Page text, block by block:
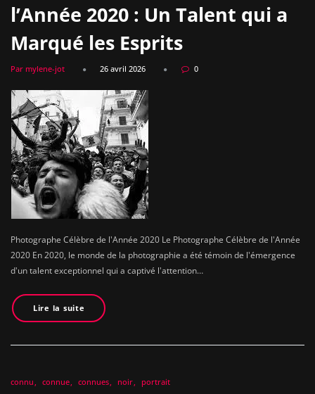
l’Année 2020 : Un Talent qui a
Marqué les Esprits
Par mylene-jot 26 avril 2026 0
Photographe Célèbre de l'Année 2020 Le Photographe Célèbre de l'Année
2020 En 2020, le monde de la photographie a été témoin de l'émergence
d'un talent exceptionnel qui a captivé l'attention…
Lire la suite
connu connue connues noir portrait